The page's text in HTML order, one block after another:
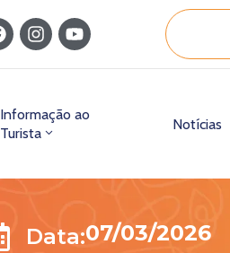
Informação ao
Turista
Notícias
Data:07/03/2026